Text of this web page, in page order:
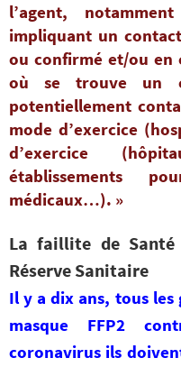
l’agent,
impliquant un
ou confirmé et/ou en
où se trouve un
potentiellement
mode d’exercice
d’exercice
établissements
médicaux…). »
La faillite de Santé
Réserve Sanitaire
Il y a dix ans, tous
masque FFP2
coronavirus ils